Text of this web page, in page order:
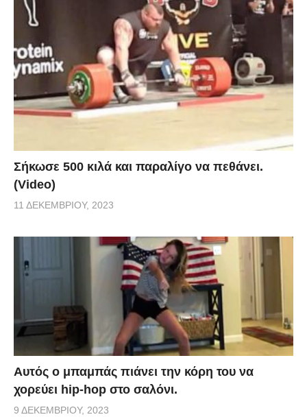
Σήκωσε 500 κιλά και παραλίγο να πεθάνει.
(Video)
11 ΔΕΚΕΜΒΡΊΟΥ, 2023
Αυτός ο μπαμπάς πιάνει την κόρη του να
χορεύει hip-hop στο σαλόνι.
9 ΔΕΚΕΜΒΡΊΟΥ, 2023